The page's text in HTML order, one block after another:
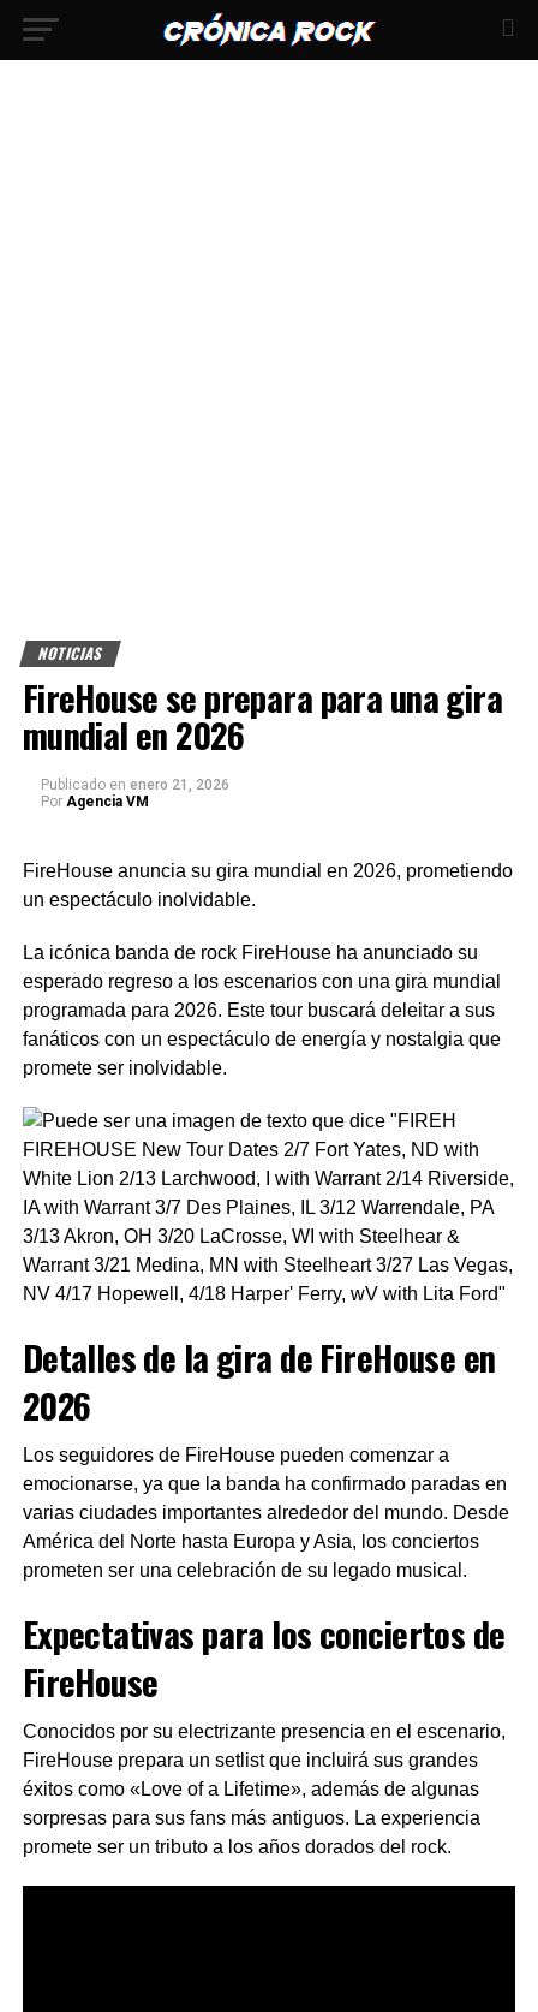
NOTICIAS
FireHouse se prepara para una gira
mundial en 2026
Publicado en enero 21, 2026
Por Agencia VM
FireHouse anuncia su gira mundial en 2026, prometiendo
un espectáculo inolvidable.
La icónica banda de rock FireHouse ha anunciado su
esperado regreso a los escenarios con una gira mundial
programada para 2026. Este tour buscará deleitar a sus
fanáticos con un espectáculo de energía y nostalgia que
promete ser inolvidable.
Detalles de la gira de FireHouse en
2026
Los seguidores de FireHouse pueden comenzar a
emocionarse, ya que la banda ha confirmado paradas en
varias ciudades importantes alrededor del mundo. Desde
América del Norte hasta Europa y Asia, los conciertos
prometen ser una celebración de su legado musical.
Expectativas para los conciertos de
FireHouse
Conocidos por su electrizante presencia en el escenario,
FireHouse prepara un setlist que incluirá sus grandes
éxitos como «Love of a Lifetime», además de algunas
sorpresas para sus fans más antiguos. La experiencia
promete ser un tributo a los años dorados del rock.